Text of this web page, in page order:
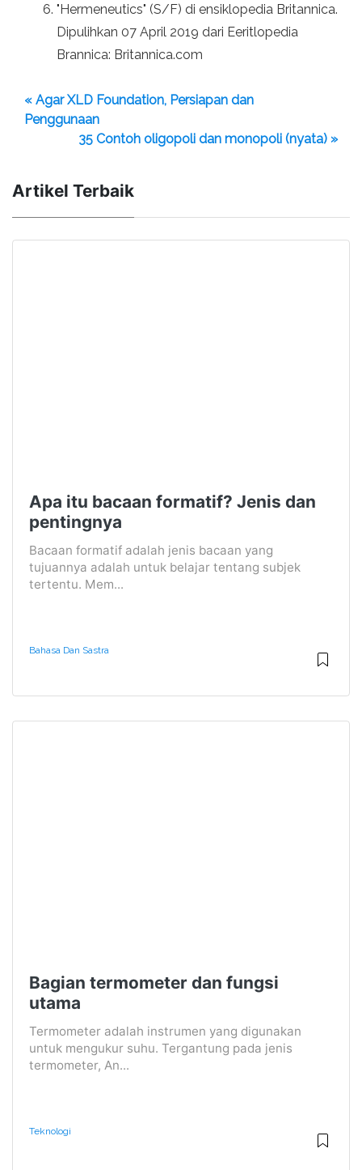
"Hermeneutics" (S/F) di ensiklopedia Britannica.
Dipulihkan 07 April 2019 dari Eeritlopedia
Brannica: Britannica.com
« Agar XLD Foundation, Persiapan dan
Penggunaan
35 Contoh oligopoli dan monopoli (nyata) »
Artikel Terbaik
Apa itu bacaan formatif? Jenis dan
pentingnya
Bacaan formatif adalah jenis bacaan yang
tujuannya adalah untuk belajar tentang subjek
tertentu. Mem...
Bahasa Dan Sastra
Bagian termometer dan fungsi
utama
Termometer adalah instrumen yang digunakan
untuk mengukur suhu. Tergantung pada jenis
termometer, An...
Teknologi